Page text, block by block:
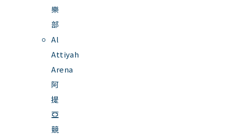
樂
部
Al
Attiyah
Arena
阿
提
亞
競